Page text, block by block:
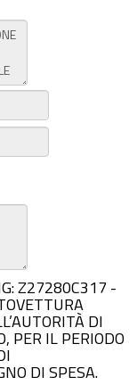
Z27280C317 -
DI
PER IL PERIODO
DI SPESA.